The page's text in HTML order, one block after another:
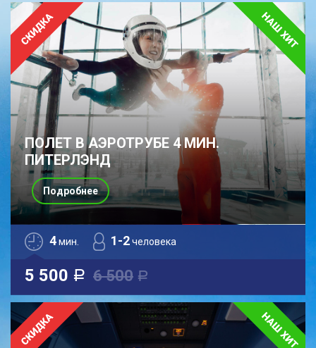
ПОЛЕТ В АЭРОТРУБЕ 4 МИН.
ПИТЕРЛЭНД
4мин. 1-2человека
5 500 a 6 500 a
Подробнее